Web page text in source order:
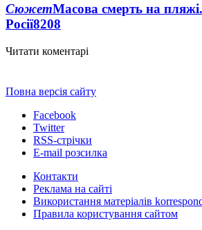
СюжетМасова смерть на
Росії8208
Читати коментарі
Повна версія сайту
Facebook
Twitter
RSS-стрічки
E-mail розсилка
Контакти
Реклама на сайті
Використання матеріалів
Правила користування сайтом